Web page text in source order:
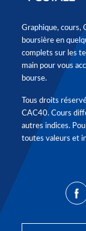
Graphique, cours,
boursière en
complets sur les
main pour vous
bourse.
Tous droits
CAC40. Cours
autres indices.
toutes valeurs et